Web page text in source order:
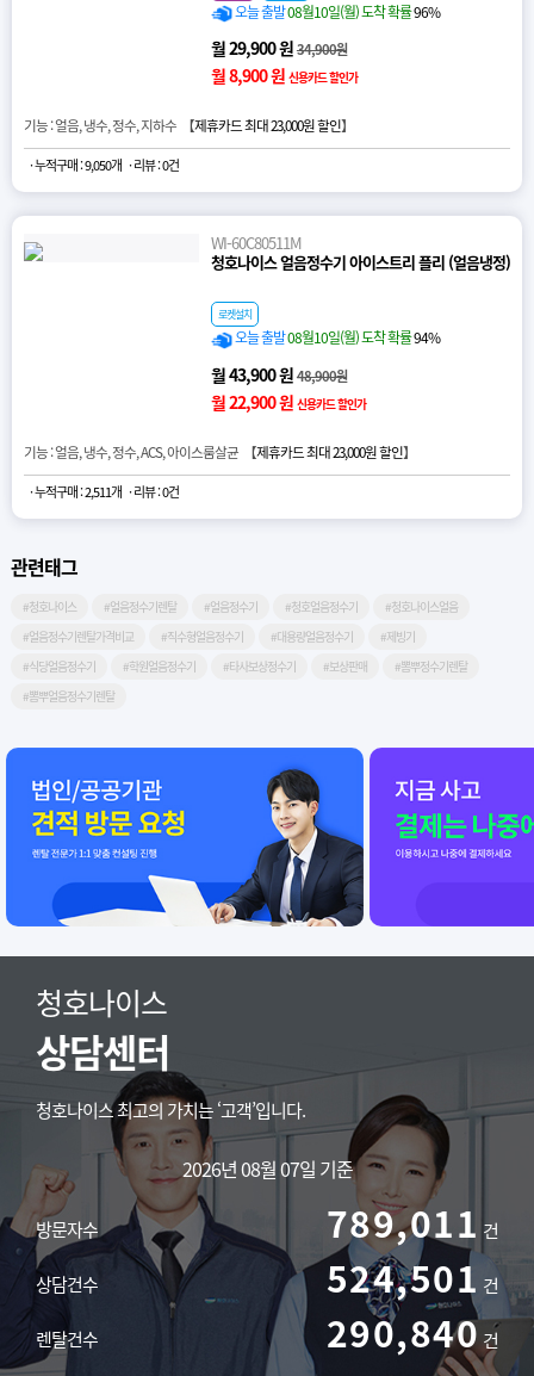
오늘 출발08월10일(월) 도착 확률96%
월 29,900 원34,900원
월 8,900 원 신용카드 할인가
기능 : 얼음, 냉수, 정수, 지하수 【제휴카드 최대 23,000원 할인】
· 누적구매 : 9,050개 · 리뷰 : 0건
WI-60C80511M
청호나이스 얼음정수기 아이스트리 플리 (얼음냉정)
로켓설치
오늘 출발08월10일(월) 도착 확률94%
월 43,900 원48,900원
월 22,900 원 신용카드 할인가
기능 : 얼음, 냉수, 정수, ACS, 아이스룸살균 【제휴카드 최대 23,000원 할인】
· 누적구매 : 2,511개 · 리뷰 : 0건
관련태그
#청호나이스 #얼음정수기렌탈 #얼음정수기 #청호얼음정수기
#청호나이스얼음
#얼음정수기렌탈가격비교
#직수형얼음정수기 #대용량얼음정수기
#제빙기
#식당얼음정수기
#학원얼음정수기 #타사보상정수기 #보상판매
#뽐뿌정수기렌탈
#뽐뿌얼음정수기렌탈
청호나이스
상담센터
청호나이스 최고의 가치는 ‘고객’입니다.
2026년 08월 07일 기준
방문자수 795,374 건
상담건수 528,731 건
렌탈건수 293,186건